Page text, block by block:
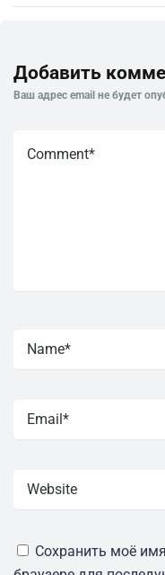
Добавить
Ваш адрес email не будет
Сохранить моё